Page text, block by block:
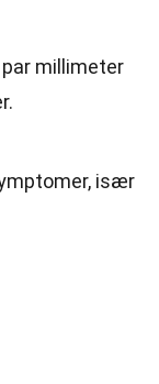
millimeter
især